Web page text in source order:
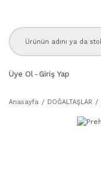
Üye Ol - Giriş Yap
Anasayfa DOĞALTAŞLAR